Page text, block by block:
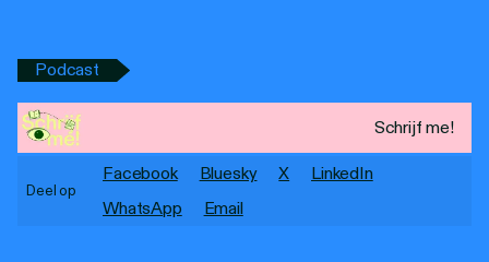
Podcast
Schrijf me!
Deel op
Facebook Bluesky X
LinkedIn
WhatsApp
Email
Toegankelijkheid
Stadsdichter